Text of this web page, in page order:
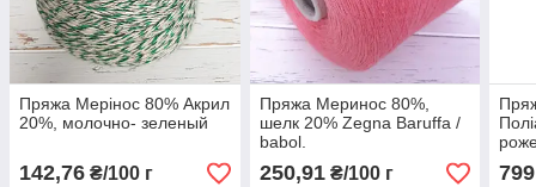
Пряжа Мерінос 80% Акрил
20%, молочно- зеленый
142,76 ₴/100 г
Пряжа Меринос 80%,
шелк 20% Zegna Baruffa /
babol.
250,91₴/100 г